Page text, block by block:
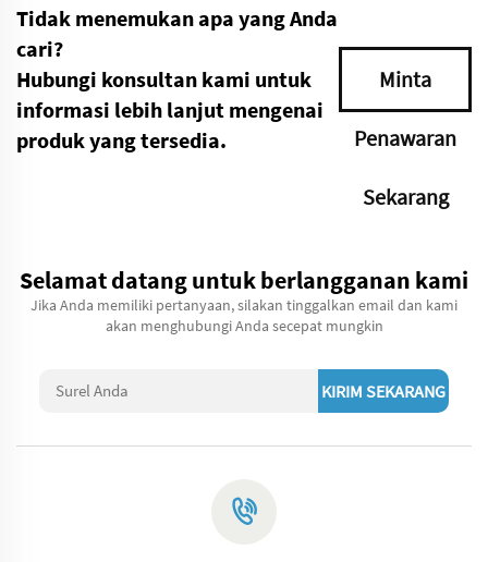
Tidak menemukan apa yang Anda
cari?
Hubungi konsultan kami untuk
informasi lebih lanjut mengenai
produk yang tersedia.
Minta
Penawaran
Sekarang
Selamat datang untuk berlangganan kami
Jika Anda memiliki pertanyaan, silakan tinggalkan email dan kami
akan menghubungi Anda secepat mungkin
KIRIM SEKARANG